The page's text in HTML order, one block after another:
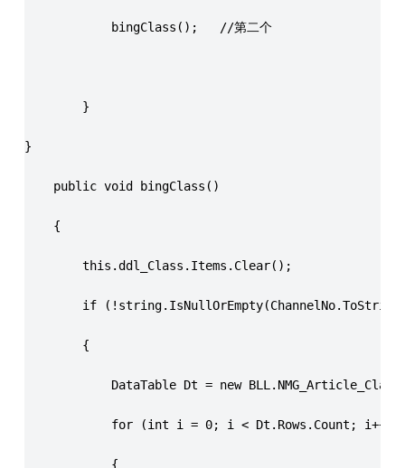
            bingClass();   //第二个
        }
}
    public void bingClass()
    {
        this.ddl_Class.Items.Clear();
if
        {
DataTable Dt = new
            for (int i = 0; i < Dt.Rows.Count; i++)
            {